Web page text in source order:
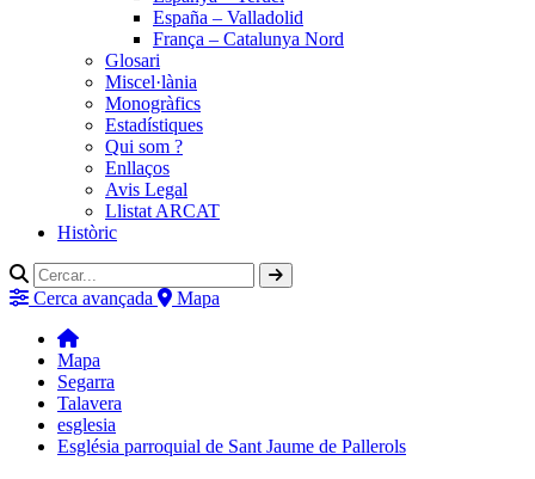
España – Valladolid
França – Catalunya Nord
Glosari
Miscel·lània
Monogràfics
Estadístiques
Qui som ?
Enllaços
Avis Legal
Llistat ARCAT
Històric
Cerca avançada Mapa
Mapa
Segarra
Talavera
esglesia
Església parroquial de Sant Jaume de Pallerols